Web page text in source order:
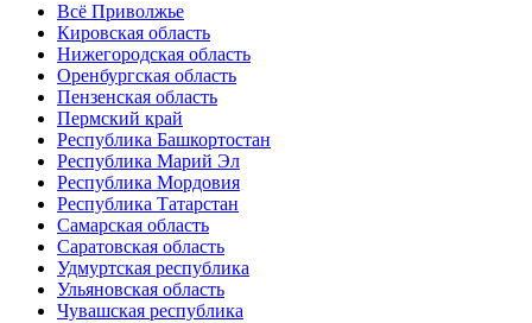
Всё Приволжье
Кировская область
Нижегородская область
Оренбургская область
Пензенская область
Пермский край
Республика Башкортостан
Республика Марий Эл
Республика Мордовия
Республика Татарстан
Самарская область
Саратовская область
Удмуртская республика
Ульяновская область
Чувашская республика